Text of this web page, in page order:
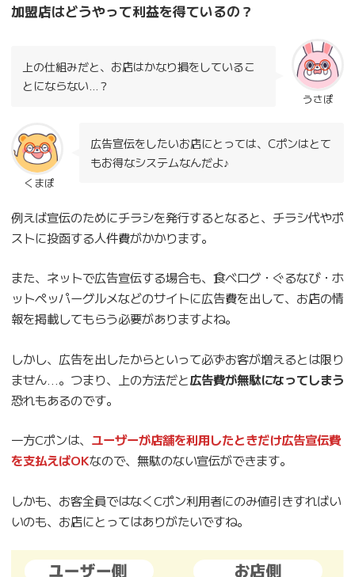
加盟店はどうやって利益を得ているの？
うさぽ
上の仕組みだと、お店はかなり損をしているこ
とにならない…？
くまぽ
広告宣伝をしたいお店にとっては、Cポンはとて
もお得なシステムなんだよ♪
例えば宣伝のためにチラシを発行するとなると、チラシ代やポ
ストに投函する人件費がかかります。
また、ネットで広告宣伝する場合も、食べログ・ぐるなび・ホ
ットペッパーグルメなどのサイトに広告費を出して、お店の情
報を掲載してもらう必要がありますよね。
しかし、広告を出したからといって必ずお客が増えるとは限り
ません…。つまり、上の方法だと広告費が無駄になってしまう
恐れもあるのです。
一方Cポンは、 ユーザーが店舗を利用したときだけ広告宣伝費
を支払えばOKなので、無駄のない宣伝ができます。
しかも、お客全員ではなくCポン利用者にのみ値引きすればい
いのも、お店にとってはありがたいですね。